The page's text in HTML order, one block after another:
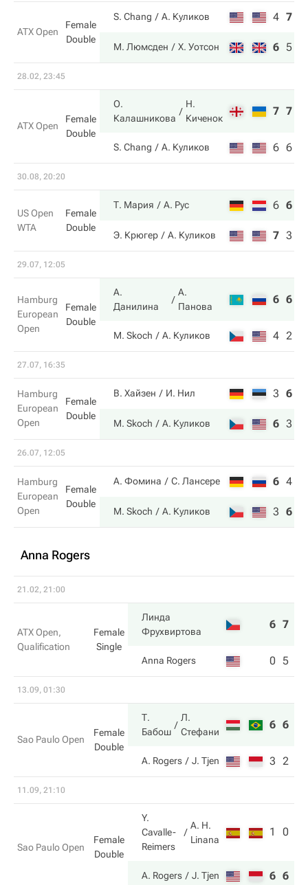
ATX Open
Female
Double
S. Chang А. Куликов 4 7
М. Люмсден Х. Уотсон 6 5
28.02, 23:45
ATX Open
Female
Double
О.
Калашникова
Н.
Киченок
7 7
S. Chang А. Куликов 6 6
30.08, 20:20
US Open
WTA
Female
Double
Т. Мария А. Рус 6 6
Э. Крюгер А. Куликов 7 3
29.07, 12:05
Hamburg
European
Open
Female
Double
А.
Данилина
А.
Панова
6 6
M. Skoch А. Куликов 4 2
27.07, 16:35
Hamburg
European
Open
Female
Double
В. Хайзен И. Нил 3 6
M. Skoch А. Куликов 6 3
26.07, 12:05
Hamburg
European
Open
Female
Double
А. Фомина С. Лансере 6 4
M. Skoch А. Куликов 3 6
Anna Rogers
21.02, 21:00
ATX Open,
Qualification
Female
Single
Линда
Фрухвиртова
6 7
Anna Rogers 0 5
13.09, 01:30
Sao Paulo Open
Female
Double
Т.
Бабош
Л.
Стефани
6 6
A. Rogers J. Tjen 3 2
11.09, 21:10
Sao Paulo Open
Female
Double
Y.
Cavalle-
Reimers
A. H.
Linana
1 0
A. Rogers J. Tjen 6 6